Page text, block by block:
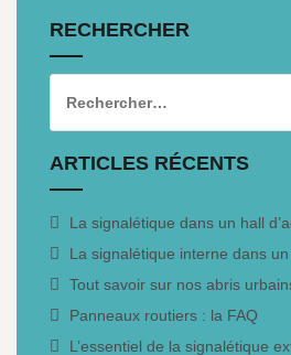
RECHERCHER
ARTICLES RÉCENTS
La signalétique dans un hall
La signalétique interne dans
Tout savoir sur nos abris
Panneaux routiers : la FAQ
L’essentiel de la signalétique